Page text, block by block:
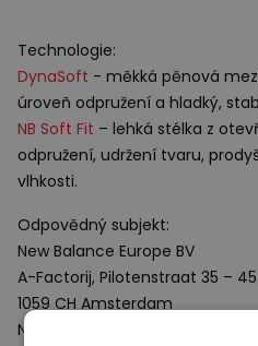
Technologie:
DynaSoft - měkká pěnová
úroveň odpružení a hladký,
NB Soft Fit – lehká stélka z
odpružení, udržení tvaru,
vlhkosti.
Odpovědný subjekt:
New Balance Europe BV
A-Factorij, Pilotenstraat 35 – 45
1059 CH Amsterdam
Netherlands